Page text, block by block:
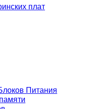
плат
Питания